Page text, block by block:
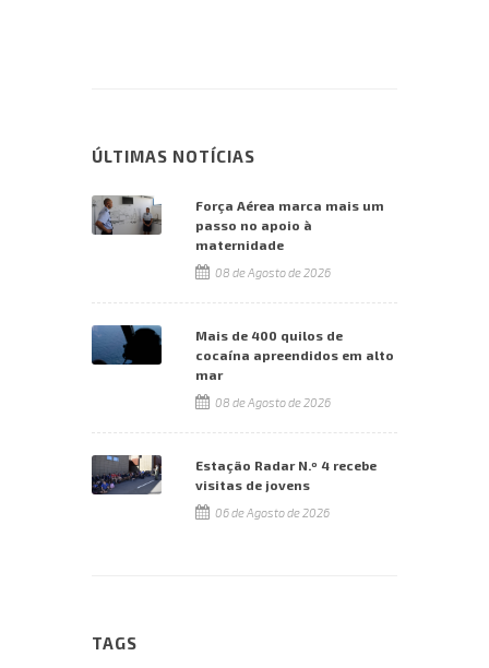
ÚLTIMAS NOTÍCIAS
Força Aérea marca mais um
passo no apoio à
maternidade
08 de Agosto de 2026
Mais de 400 quilos de
cocaína apreendidos em alto
mar
08 de Agosto de 2026
Estação Radar N.º 4 recebe
visitas de jovens
06 de Agosto de 2026
TAGS